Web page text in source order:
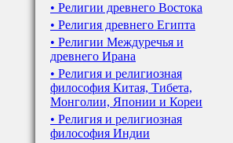
• Религии древнего Востока
• Религия древнего Египта
• Религии Междуречья и
древнего Ирана
• Религия и религиозная
философия Китая, Тибета,
Монголии, Японии и Кореи
• Религия и религиозная
философия Индии